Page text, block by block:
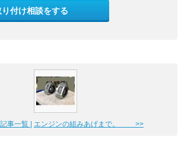
付け相談をする
| 記事一覧 | エンジンの組みあげまで。 >>